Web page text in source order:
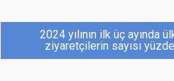
2024 yılının ilk üç ayında
ziyaretçilerin sayısı